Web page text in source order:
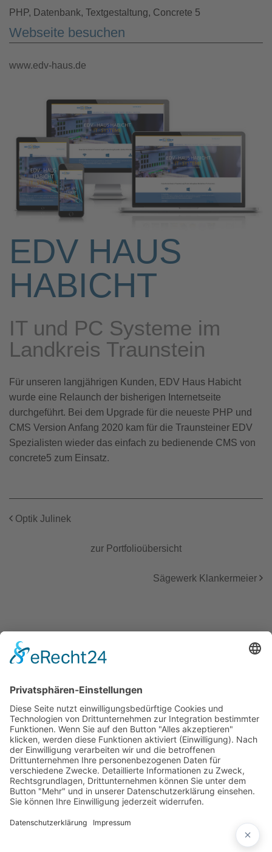
PHP, Datenbank, Textgestaltung, Concrete 5
Webseite besuchen
www.edv-haus.de
EDV HAUS
HABICHT
IT und PC Systeme im
Landkreis Traunstein
Für unseren langjährigen Kunden, EDV Haus Habicht
wurde eine Relaunch der bisherigen Internetseite
durchgeführt. Bei dem Upgrade für die neueste PHP und
CMS Version Anfang 2020 kam für die Traunsteiner EDV
Spezialisten wieder das einfach zu bedienende CMS von
concrete5 zum Einsatz.
Optik Julinek
zur Portfolioübersicht
Sägewerk Klankermeier
KONTAKT
Webdesign Vierlinger
Buchenweg 6
D-84556 Kastl (AÖ)